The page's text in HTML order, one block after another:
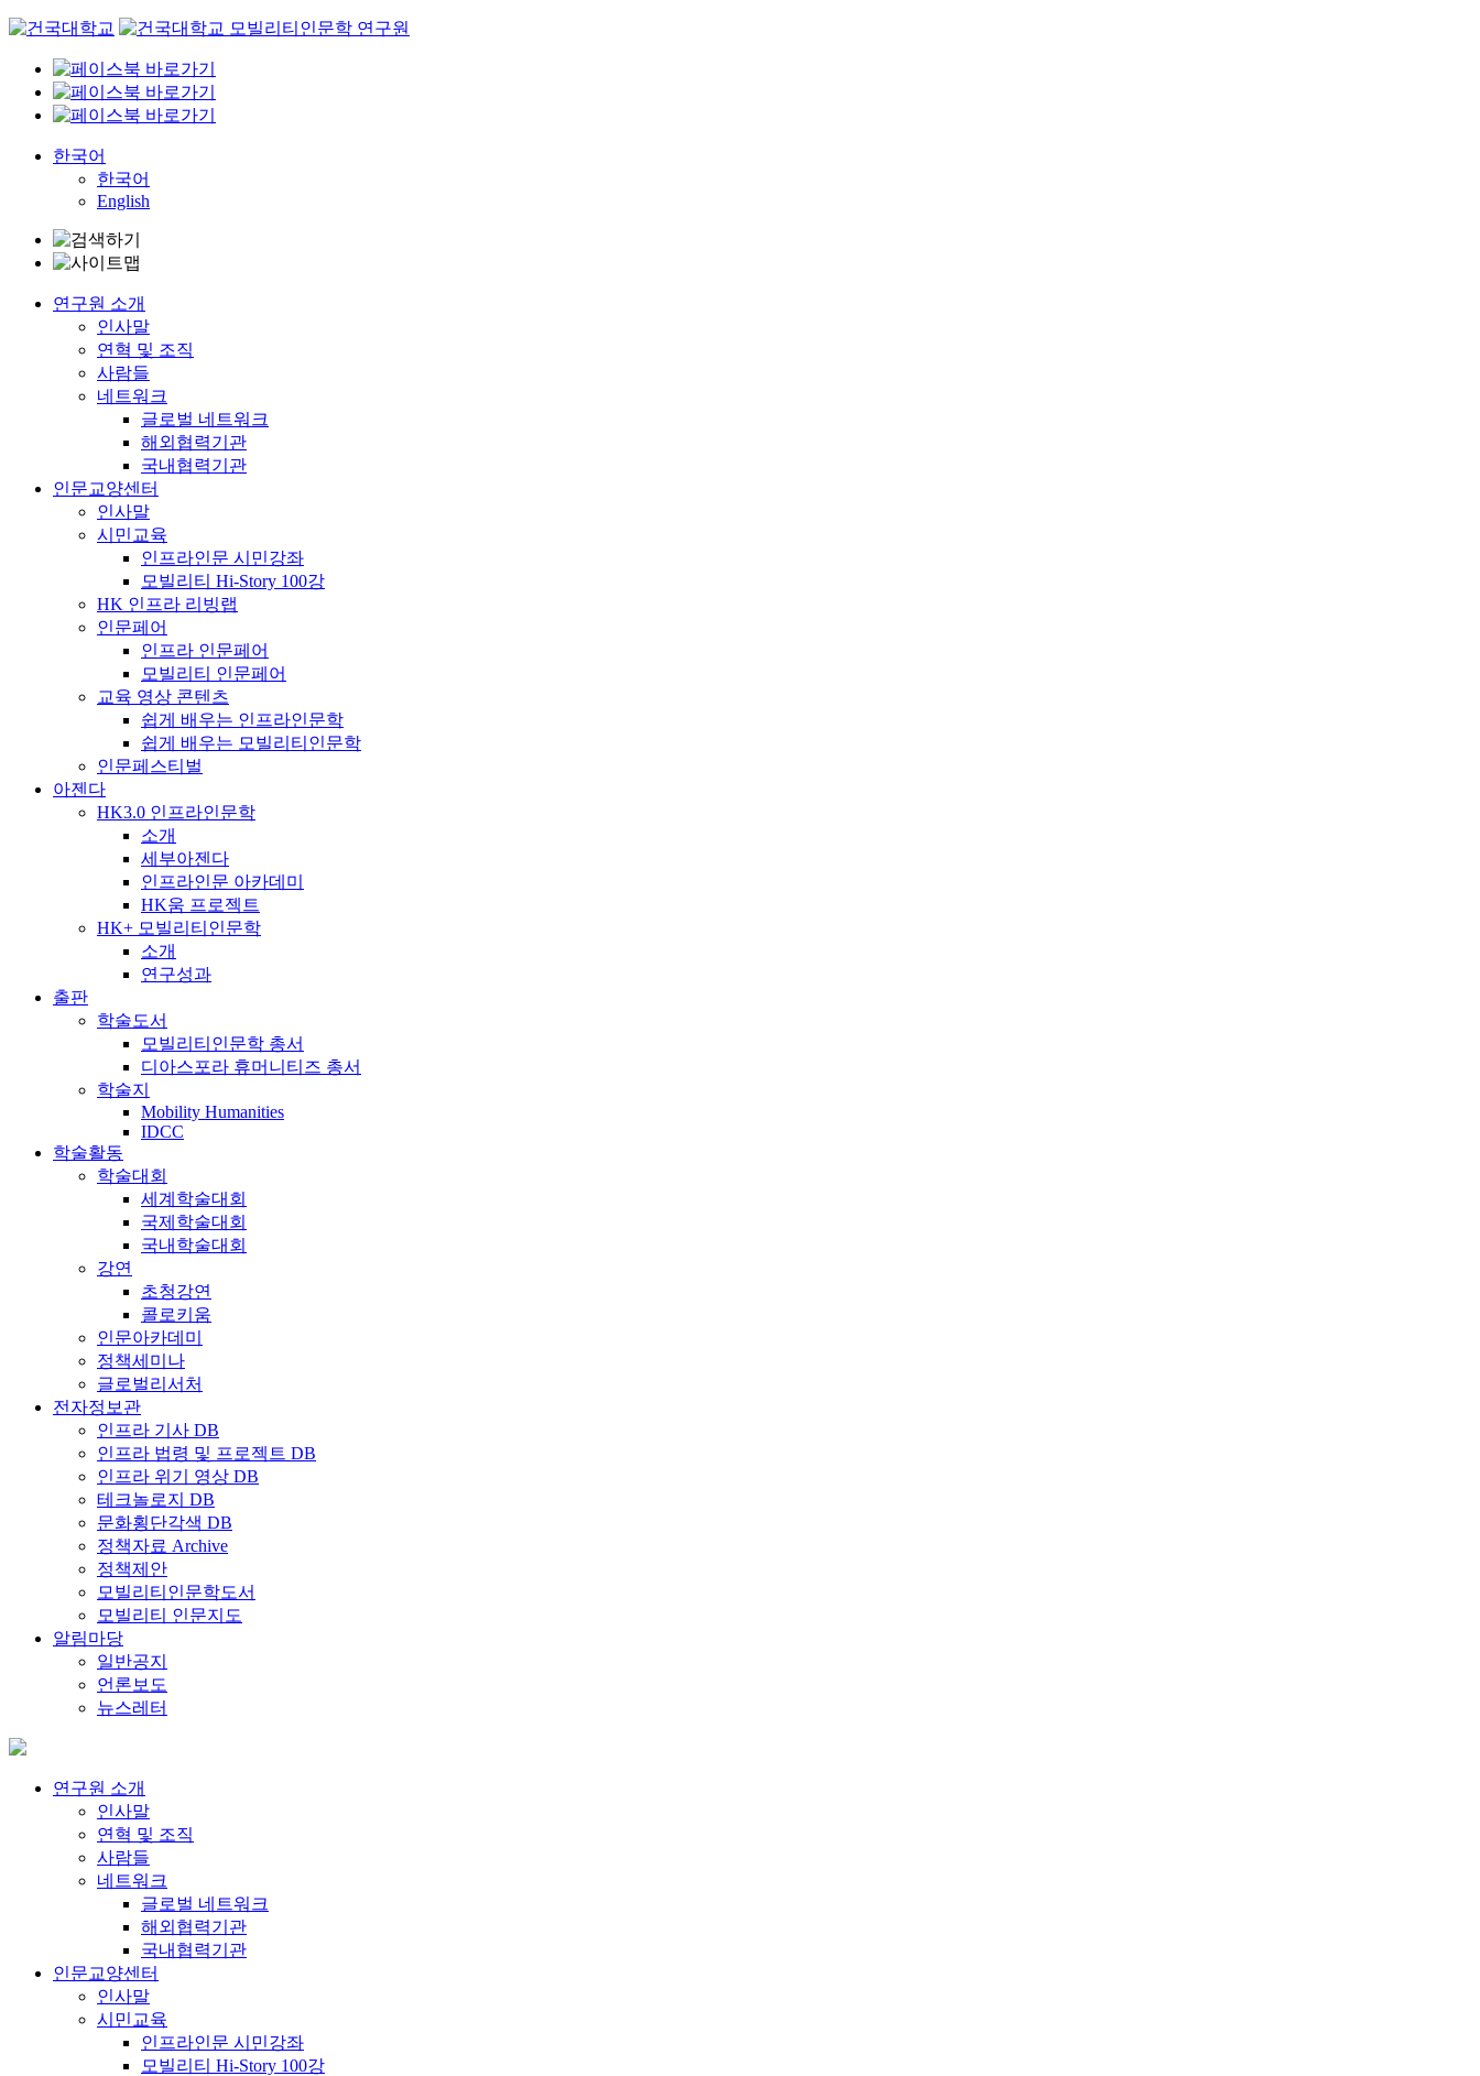
Skip
content
한국어
한국어
English
연구원 소개
인사말
연혁 및 조직
사람들
네트워크
글로벌 네트워크
해외협력기관
국내협력기관
인문교양센터
인사말
시민교육
인프라인문 시민강좌
모빌리티 Hi-Story 100강
HK 인프라 리빙랩
인문페어
인프라 인문페어
모빌리티 인문페어
교육 영상 콘텐츠
쉽게 배우는 인프라인문학
쉽게 배우는 모빌리티인문학
인문페스티벌
아젠다
HK3.0 인프라인문학
소개
세부아젠다
인프라인문 아카데미
HK움 프로젝트
HK+ 모빌리티인문학
소개
연구성과
출판
학술도서
모빌리티인문학 총서
디아스포라 휴머니티즈 총서
학술지
Mobility Humanities
IDCC
학술활동
학술대회
세계학술대회
국제학술대회
국내학술대회
강연
초청강연
콜로키움
인문아카데미
정책세미나
글로벌리서처
전자정보관
인프라 기사 DB
인프라 법령 및 프로젝트 DB
인프라 위기 영상 DB
테크놀로지 DB
문화횡단각색 DB
정책자료 Archive
정책제안
모빌리티인문학도서
모빌리티 인문지도
알림마당
일반공지
언론보도
뉴스레터
연구원 소개
인사말
연혁 및 조직
사람들
네트워크
글로벌 네트워크
해외협력기관
국내협력기관
인문교양센터
인사말
시민교육
인프라인문 시민강좌
모빌리티 Hi-Story 100강